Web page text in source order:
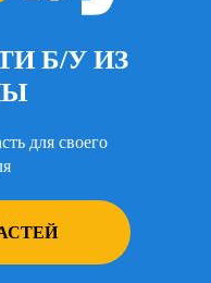
Б/У ИЗ
для своего